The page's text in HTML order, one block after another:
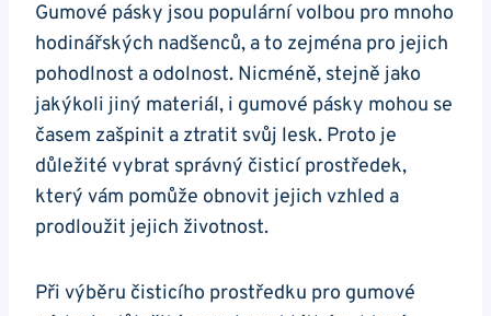
Gumové pásky jsou populární volbou pro mnoho
hodinářských ⁢nadšenců, a to zejména pro ​jejich
pohodlnost a odolnost. ⁣Nicméně, stejně jako
jakýkoli jiný materiál, ​i gumové pásky mohou se
časem zašpinit a ztratit svůj lesk. Proto je
důležité vybrat správný čisticí prostředek,⁣
který vám pomůže ⁣obnovit jejich vzhled a
prodloužit jejich životnost.
Při výběru čisticího prostředku pro gumové